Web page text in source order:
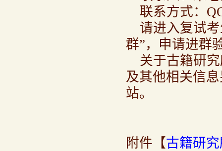
联系方式：
请进入复试
群”，申请进群
关于古籍研
及其他相关信
站。
附件【古籍研